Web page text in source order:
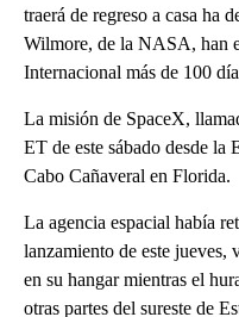
traerá de regreso a casa ha
Wilmore, de la NASA, han
Internacional más de 100
La misión de SpaceX,
ET de este sábado desde la
Cabo Cañaveral en Florida.
La agencia espacial había
lanzamiento de este jueves,
en su hangar mientras el
otras partes del sureste de